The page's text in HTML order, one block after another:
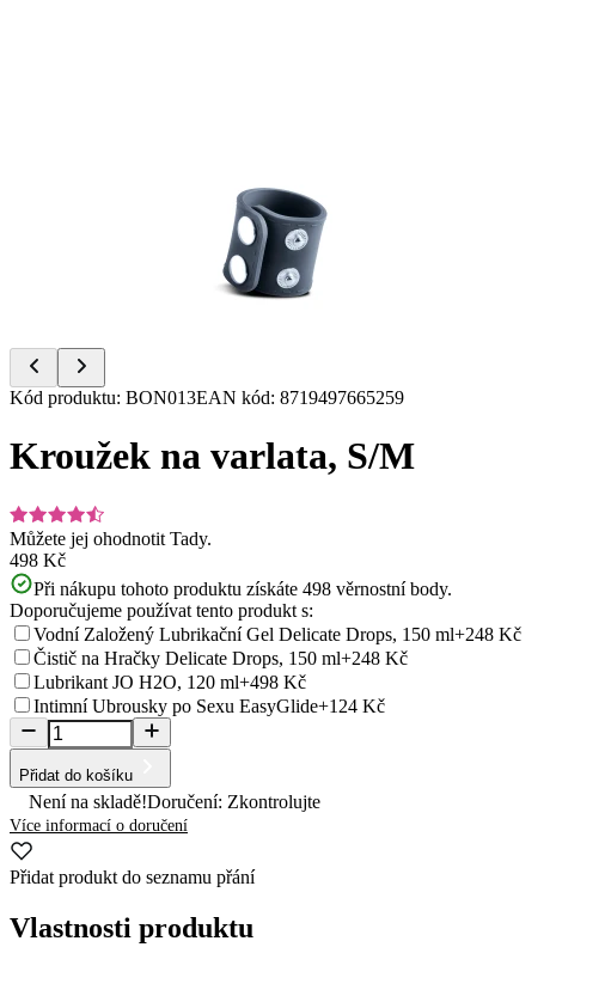
Item
of
Kód produktu: BON013EAN kód: 8719497665259
Kroužek na varlata, S/M
Můžete jej ohodnotit Tady.
498 Kč
Při nákupu tohoto produktu získáte 498 věrnostní body.
Doporučujeme používat tento produkt s:
Vodní Založený Lubrikační Gel Delicate Drops, 150 ml+248 Kč
Čistič na Hračky Delicate Drops, 150 ml+248 Kč
Lubrikant JO H2O, 120 ml+498 Kč
Intimní Ubrousky po Sexu EasyGlide+124 Kč
Přidat do košíku
Není na skladě!Doručení: Zkontrolujte
Více informací o doručení
Přidat produkt do seznamu přání
Vlastnosti produktu